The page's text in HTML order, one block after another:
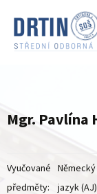
Mgr. Pavlína
Vyučované
předměty:
jazyk (AJ)